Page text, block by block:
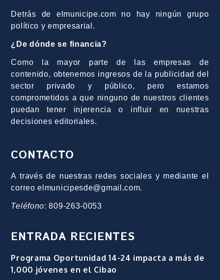
Detrás de elmunicipe.com no hay ningún grupo
político y empresarial.
¿De dónde se financia?
Como la mayor parte de las empresas de
contenido, obtenemos ingresos de la publicidad del
sector privado y público, pero estamos
comprometidos a que ninguno de nuestros clientes
puedan tener injerencia o influir en nuestras
decisiones editoriales.
CONTACTO
A través de nuestras redes sociales y mediante el
correo elmunicipesde@gmail.com.
Teléfono: 809-263-0053
ENTRADA RECIENTES
Programa Oportunidad 14-24 impacta a más de
1,000 jóvenes en el Cibao